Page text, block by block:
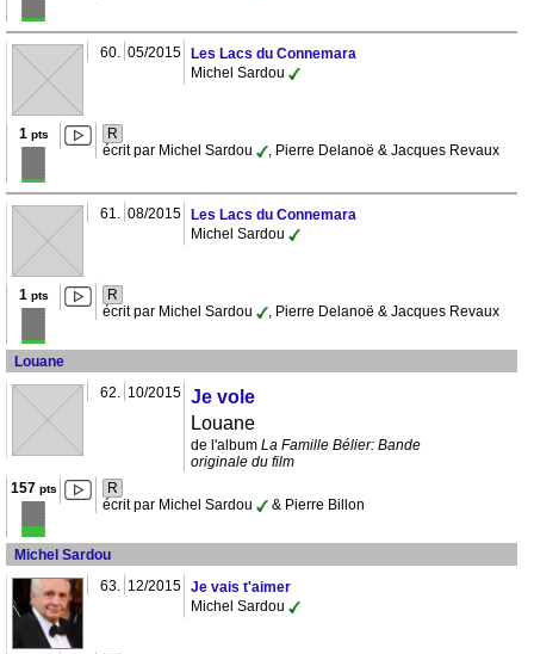
60. 05/2015
Les Lacs du Connemara
Michel Sardou
1 pts
R
écrit par Michel Sardou
, Pierre Delanoë & Jacques Revaux
61. 08/2015
Les Lacs du Connemara
Michel Sardou
1 pts
R
écrit par Michel Sardou
, Pierre Delanoë & Jacques Revaux
Louane
62. 10/2015 Je vole
Louane
de l'album La Famille Bélier: Bande
originale du film
157 pts
R
écrit par Michel Sardou
& Pierre Billon
Michel Sardou
63. 12/2015 Je vais t'aimer
Michel Sardou